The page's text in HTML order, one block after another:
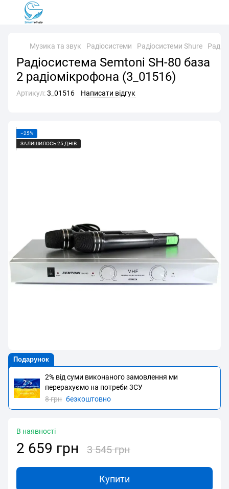
Музика та звук Радіосистеми Радіосистеми Shure
Радіосистема Semtoni SH-80 база
2 радіомікрофона (3_01516)
Артикул:3_01516 Написати відгук
−25%
ЗАЛИШИЛОСЬ 25 ДНІВ
Подарунок
2% від суми виконаного замовлення ми
перерахуємо на потреби 3CУ
8 грн безкоштовно
В наявності
2 659 грн 3 545 грн
Купити